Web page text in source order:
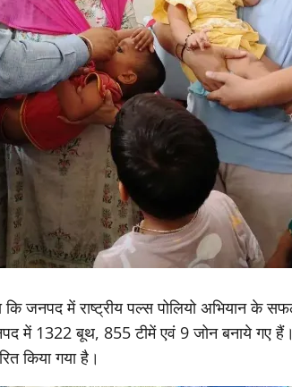
जनपद में राष्ट्रीय पल्स पोलियो अभियान के
में 1322 बूथ, 855 टीमें एवं 9 जोन बनाये गए
किया गया है।